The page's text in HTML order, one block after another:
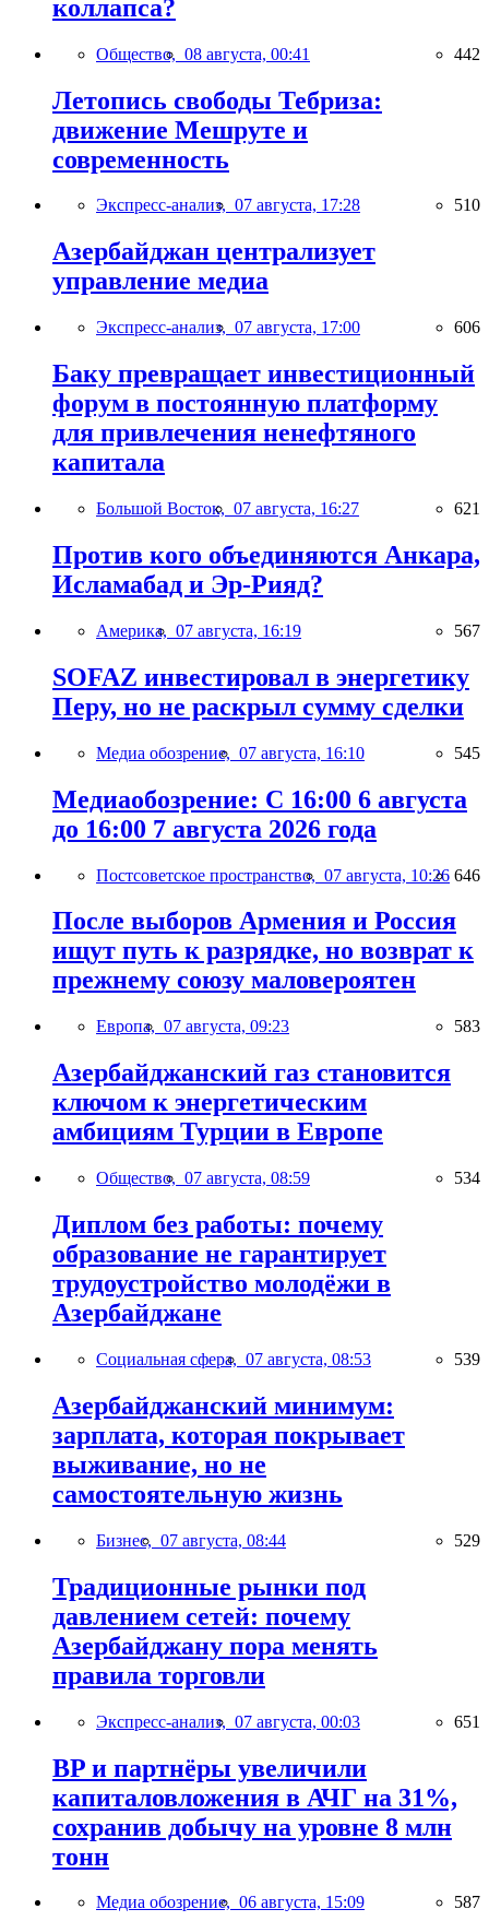
коллапса?
Общество, 08 августа, 00:41 442
Летопись свободы Тебриза:
движение Мешруте и
современность
Экспресс-анализ, 07 августа, 17:28 510
Азербайджан централизует
управление медиа
Экспресс-анализ, 07 августа, 17:00 606
Баку превращает инвестиционный
форум в постоянную платформу
для привлечения ненефтяного
капитала
Большой Восток, 07 августа, 16:27 621
Против кого объединяются Анкара,
Исламабад и Эр-Рияд?
Америка, 07 августа, 16:19 567
SOFAZ инвестировал в энергетику
Перу, но не раскрыл сумму сделки
Медиа обозрение, 07 августа, 16:10 545
Медиаобозрение: С 16:00 6 августа
до 16:00 7 августа 2026 года
Постсоветское пространство, 07 августа, 10:26 646
После выборов Армения и Россия
ищут путь к разрядке, но возврат к
прежнему союзу маловероятен
Европа, 07 августа, 09:23 583
Азербайджанский газ становится
ключом к энергетическим
амбициям Турции в Европе
Общество, 07 августа, 08:59 534
Диплом без работы: почему
образование не гарантирует
трудоустройство молодёжи в
Азербайджане
Социальная сфера, 07 августа, 08:53 539
Азербайджанский минимум:
зарплата, которая покрывает
выживание, но не
самостоятельную жизнь
Бизнес, 07 августа, 08:44 529
Традиционные рынки под
давлением сетей: почему
Азербайджану пора менять
правила торговли
Экспресс-анализ, 07 августа, 00:03 651
BP и партнёры увеличили
капиталовложения в АЧГ на 31%,
сохранив добычу на уровне 8 млн
тонн
Медиа обозрение, 06 августа, 15:09 587